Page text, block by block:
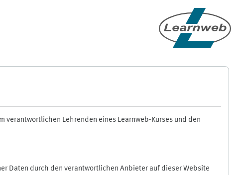
verantwortlichen Lehrenden eines Learnweb-Kurses und den
Daten durch den verantwortlichen Anbieter auf dieser Website